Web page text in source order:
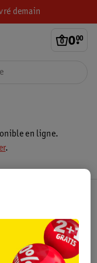
demain
0.
00
en ligne.
.